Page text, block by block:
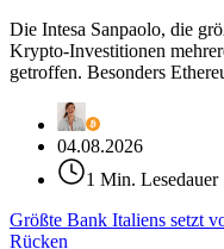
Die Intesa Sanpaolo, die
Krypto-Investitionen
getroffen. Besonders
04.08.2026
1 Min. Lesedauer
Größte Bank Italiens setzt
Rücken